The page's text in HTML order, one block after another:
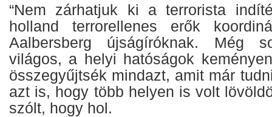
“Nem zárhatjuk ki a terrorista
holland terrorellenes erők
Aalbersberg újságíróknak. Még
világos, a helyi hatóságok
összegyűjtsék mindazt, amit már
azt is, hogy több helyen is volt
szólt, hogy hol.